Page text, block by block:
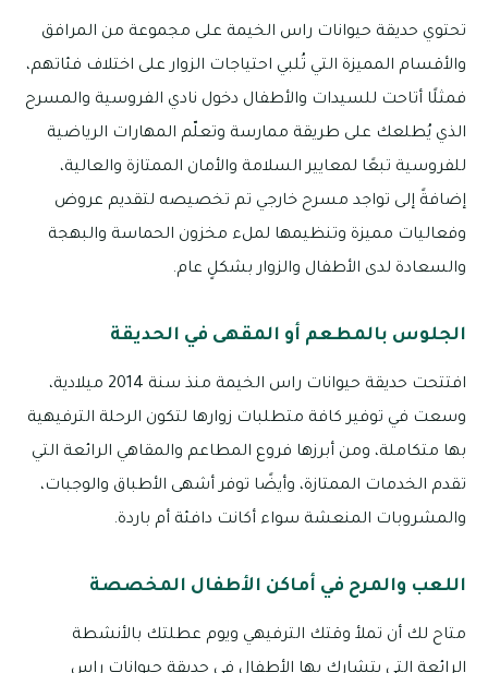
تحتوي حديقة حيوانات راس الخيمة على مجموعة من المرافق
والأقسام المميزة التي تُلبي احتياجات الزوار على اختلاف فئاتهم،
فمثلًا أتاحت للسيدات والأطفال دخول نادي الفروسية والمسرح
الذي يُطلعك على طريقة ممارسة وتعلّم المهارات الرياضية
للفروسية تبعًا لمعايير السلامة والأمان الممتازة والعالية،
إضافةً إلى تواجد مسرح خارجي تم تخصيصه لتقديم عروض
وفعاليات مميزة وتنظيمها لملء مخزون الحماسة والبهجة
والسعادة لدى الأطفال والزوار بشكلٍ عام.
الجلوس بالمطعم أو المقهى في الحديقة
افتتحت حديقة حيوانات راس الخيمة منذ سنة 2014 ميلادية،
وسعت في توفير كافة متطلبات زوارها لتكون الرحلة الترفيهية
بها متكاملة، ومن أبرزها فروع المطاعم والمقاهي الرائعة التي
تقدم الخدمات الممتازة، وأيضًا توفر أشهى الأطباق والوجبات،
والمشروبات المنعشة سواء أكانت دافئة أم باردة.
اللعب والمرح في أماكن الأطفال المخصصة
متاح لك أن تملأ وقتك الترفيهي ويوم عطلتك بالأنشطة